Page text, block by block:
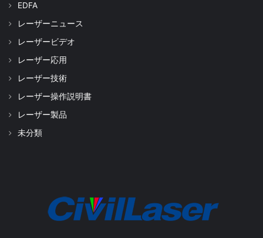
EDFA
レーザーニュース
レーザービデオ
レーザー応用
レーザー技術
レーザー操作説明書
レーザー製品
未分類